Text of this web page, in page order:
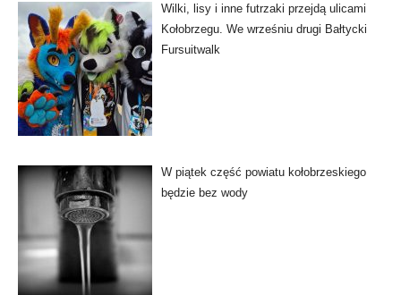
Wilki, lisy i inne futrzaki przejdą ulicami
Kołobrzegu. We wrześniu drugi Bałtycki
Fursuitwalk
W piątek część powiatu kołobrzeskiego
będzie bez wody